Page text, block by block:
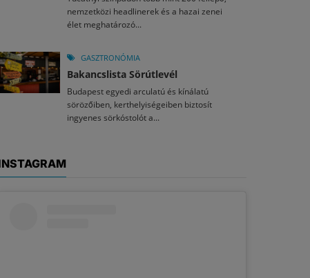
nemzetközi headlinerek és a hazai zenei
élet meghatározó...
GASZTRONÓMIA
Bakancslista Sörútlevél
Budapest egyedi arculatú és kínálatú
sörözőiben, kerthelyiségeiben biztosít
ingyenes sörkóstolót a...